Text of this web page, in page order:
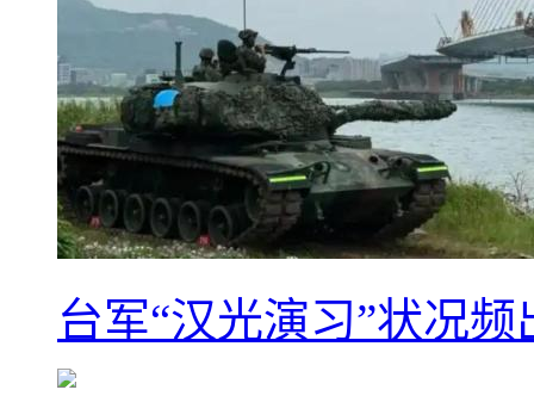
台军“汉光演习”状况